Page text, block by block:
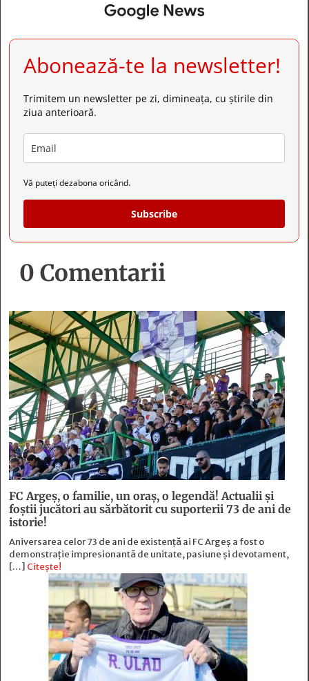
Abonează-te la newsletter!
Trimitem un newsletter pe zi, dimineața, cu știrile din
ziua anterioară.
Vă puteți dezabona oricând.
Subscribe
0 Comentarii
FC Argeş, o familie, un oraș, o legendă! Actualii şi
foştii jucători au sărbătorit cu suporterii 73 de ani de
istorie!
Aniversarea celor 73 de ani de existență ai FC Argeș a fost o
demonstrație impresionantă de unitate, pasiune și devotament,
[…] Citește!